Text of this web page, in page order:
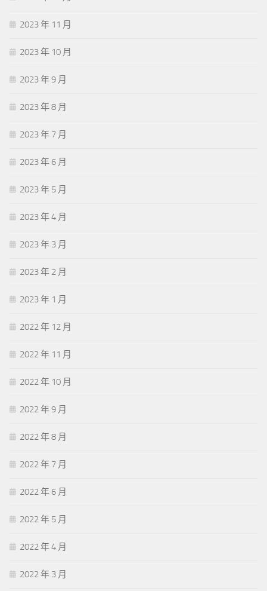
2023 年 11 月
2023 年 10 月
2023 年 9 月
2023 年 8 月
2023 年 7 月
2023 年 6 月
2023 年 5 月
2023 年 4 月
2023 年 3 月
2023 年 2 月
2023 年 1 月
2022 年 12 月
2022 年 11 月
2022 年 10 月
2022 年 9 月
2022 年 8 月
2022 年 7 月
2022 年 6 月
2022 年 5 月
2022 年 4 月
2022 年 3 月